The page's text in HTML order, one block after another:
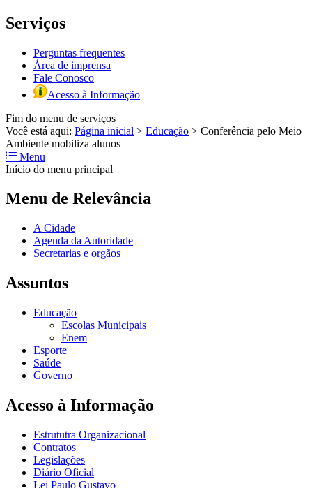
Serviços
Perguntas frequentes
Área de imprensa
Fale Conosco
Acesso à Informação
Fim do menu de serviços
Você está aqui: Página inicial > Educação > Conferência pelo Meio
Ambiente mobiliza alunos
Menu
Início do menu principal
Menu de Relevância
A Cidade
Agenda da Autoridade
Secretarias e orgãos
Assuntos
Educação
Escolas Municipais
Enem
Esporte
Saúde
Governo
Acesso à Informação
Estrututra Organizacional
Contratos
Legislações
Diário Oficial
Lei Paulo Gustavo